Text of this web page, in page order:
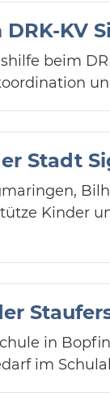
KV
beim
Stadt
Kinder
in
im